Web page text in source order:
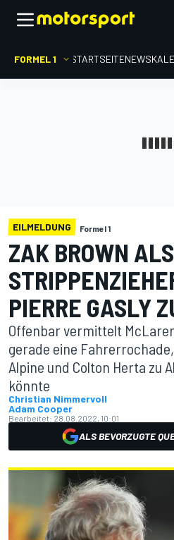
FORMEL 1 STARTSEITENEWS
EILMELDUNG Formel 1
ZAK BROWN ALS
PIERRE GASLY
Offenbar vermittelt
gerade eine
Alpine und Colton Herta zu
könnte
Christian Nimmervoll
Adam Cooper
Bearbeitet: 28.08.2022, 10:01
ALS BEVORZUGTE